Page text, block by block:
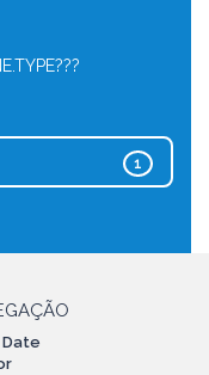
1
Date